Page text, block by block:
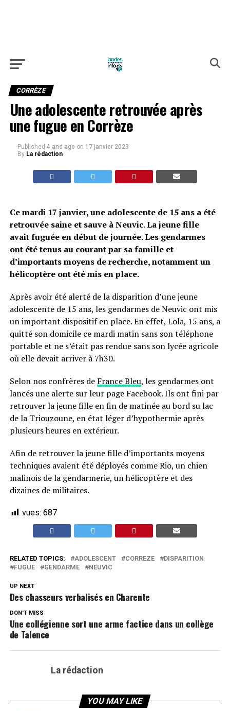
CORRÈZE
Une adolescente retrouvée après
une fugue en Corrèze
Published 4 ans ago on 17 janvier 2023
By La rédaction
Ce mardi 17 janvier, une adolescente de 15 ans a été
retrouvée saine et sauve à Neuvic. La jeune fille
avait fuguée en début de journée. Les gendarmes
ont été tenus au courant par sa famille et
d’importants moyens de recherche, notamment un
hélicoptère ont été mis en place.
Après avoir été alerté de la disparition d’une jeune
adolescente de 15 ans, les gendarmes de Neuvic ont mis
un important dispositif en place. En effet, Lola, 15 ans, a
quitté son domicile ce mardi matin sans son téléphone
portable et ne s’était pas rendue sans son lycée agricole
où elle devait arriver à 7h30.
Selon nos confrères de France Bleu, les gendarmes ont
lancés une alerte sur leur page Facebook. Ils ont fini par
retrouver la jeune fille en fin de matinée au bord su lac
de la Triouzoune, en état léger d’hypothermie après
plusieurs heures en extérieur.
Afin de retrouver la jeune fille d’importants moyens
techniques avaient été déployés comme Rio, un chien
malinois de la gendarmerie, un hélicoptère et des
dizaines de militaires.
vues: 687
RELATED TOPICS: ADOLESCENT CORREZE
DISPARITION
FUGUE
GENDARME NEUVIC
UP NEXT
Des chasseurs verbalisés en Charente
DON'T MISS
Une collégienne sort une arme factice dans un collège
de Talence
La rédaction
YOU MAY LIKE